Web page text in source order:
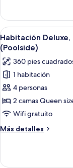
2
camas
Queen
size
Abrir
todas
las
fotos
de
Habitación
Deluxe,
2
camas
Queen
junto
11
Habitación
(Poolside)
360 pies
1 habitación
4 personas
2 camas Queen
Wifi gratuito
Más detalles
Más
Deluxe,